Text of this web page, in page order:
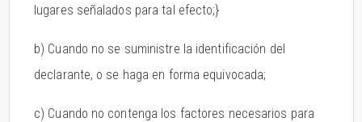
lugares señalados para tal efecto;}
b) Cuando no se suministre la identificación del
declarante, o se haga en forma equivocada;
c) Cuando no contenga los factores necesarios para